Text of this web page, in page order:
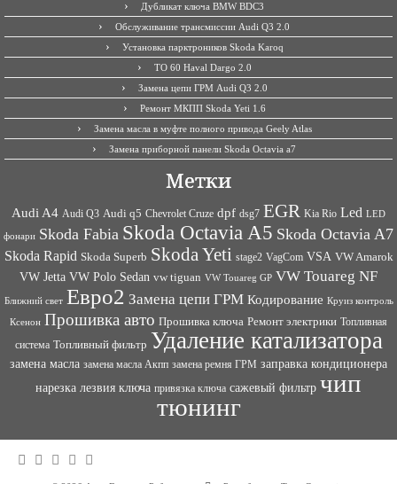
Дубликат ключа BMW BDC3
Обслуживание трансмиссии Audi Q3 2.0
Установка парктроников Skoda Karoq
ТО 60 Haval Dargo 2.0
Замена цепи ГРМ Audi Q3 2.0
Ремонт МКПП Skoda Yeti 1.6
Замена масла в муфте полного привода Geely Atlas
Замена приборной панели Skoda Octavia a7
Метки
Audi A4 Audi Q3 Audi q5 Chevrolet Cruze dpf dsg7 EGR Kia Rio Led LED
фонари Skoda Fabia Skoda Octavia A5 Skoda Octavia A7
Skoda Rapid Skoda Superb Skoda Yeti stage2 VagCom VSA VW Amarok
VW Jetta VW Polo Sedan vw tiguan VW Touareg GP VW Touareg NF
Ближний свет Евро2 Замена цепи ГРМ Кодирование Круиз контроль
Ксенон Прошивка авто Прошивка ключа Ремонт электрики Топливная
система Топливный фильтр Удаление катализатора
замена масла замена масла Акпп замена ремня ГРМ заправка кондиционера
нарезка лезвия ключа привязка ключа сажевый фильтр чип
тюнинг